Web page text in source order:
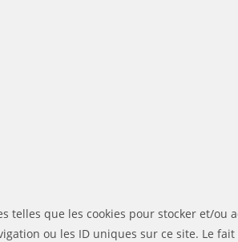
que les cookies pour stocker et/
ou les ID uniques sur ce site. Le